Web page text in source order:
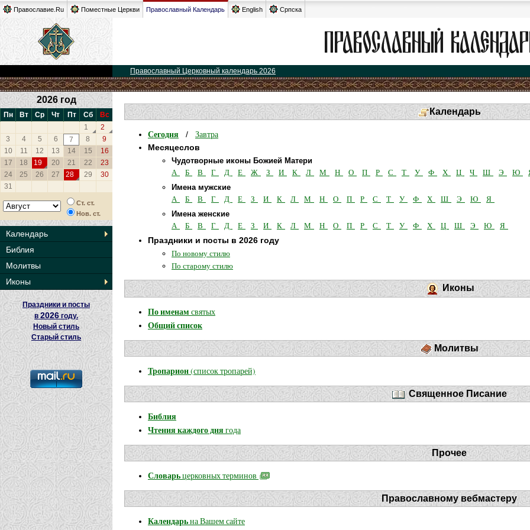
Православие.Ru Поместные Церкви Православный Календарь English Српска
Православный Церковный календарь 2026
2026 год
Пн Вт Ср Чт Пт Сб
Вс
1
2
3
4 5 6 7 8
9
10
11 12 13 14 15
16
17
18 19 20 21 22
23
24
25 26 27 28 29
30
31
Ст. ст.
Нов. ст.
Календарь
Библия
Молитвы
Иконы
Праздники и посты
в 2026году.
Новый стиль
Старый стиль
Календарь
Сегодня / Завтра
Месяцеслов
Чудотворные иконы Божией Матери
А Б В Г Д Е Ж З И К Л М Н О П Р С Т У Ф Х Ц Ч Ш Э Ю
Имена мужские
А Б В Г Д Е З И К Л М Н О П Р С Т У Ф Х Ш Э Ю Я
Имена женские
А Б В Г Д Е З И К Л М Н О П Р С Т У Ф Х Ц Ш Э Ю Я
Праздники и посты в 2026 году
По новому стилю
По старому стилю
Иконы
По именам святых
Общий список
Молитвы
Тропарион(список тропарей)
Священное Писание
Библия
Чтения каждого днягода
Прочее
Словарьцерковных терминов
Православному вебмастеру
Календарьна Вашем сайте